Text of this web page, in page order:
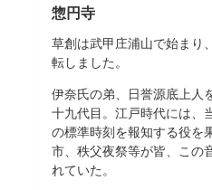
惣円寺
草創は武甲庄浦山で始まり
転しました。
伊奈氏の弟、日誉源底上人
十九代目。江戸時代には、
の標準時刻を報知する役を
市、秩父夜祭等が皆、この
れていた。